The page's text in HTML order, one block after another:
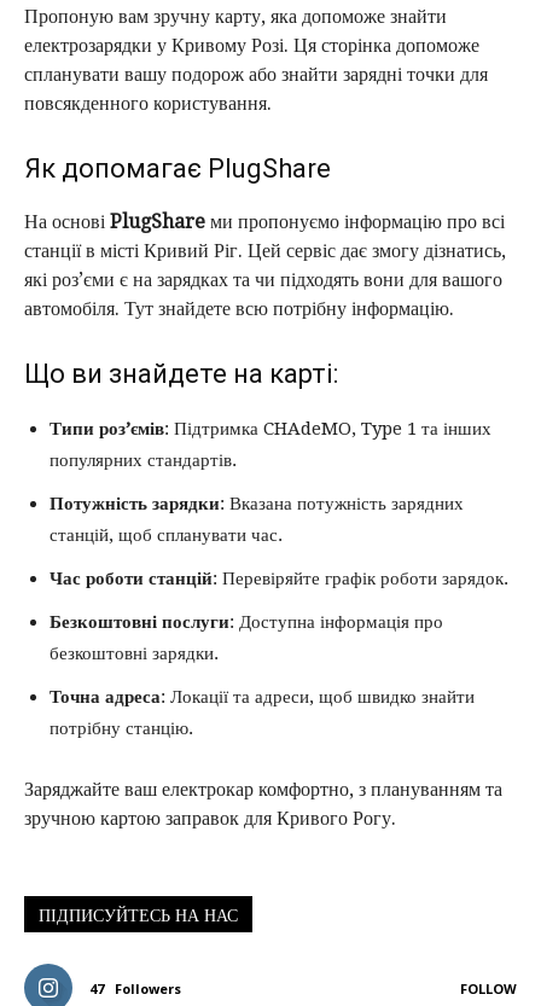
Пропоную вам зручну карту, яка допоможе знайти
електрозарядки у Кривому Розі. Ця сторінка допоможе
спланувати вашу подорож або знайти зарядні точки для
повсякденного користування.
Як допомагає PlugShare
На основі PlugShare ми пропонуємо інформацію про всі
станції в місті Кривий Ріг. Цей сервіс дає змогу дізнатись,
які роз’єми є на зарядках та чи підходять вони для вашого
автомобіля. Тут знайдете всю потрібну інформацію.
Що ви знайдете на карті:
Типи роз’ємів: Підтримка CHAdeMO, Type 1 та інших
популярних стандартів.
Потужність зарядки: Вказана потужність зарядних
станцій, щоб спланувати час.
Час роботи станцій: Перевіряйте графік роботи зарядок.
Безкоштовні послуги: Доступна інформація про
безкоштовні зарядки.
Точна адреса: Локації та адреси, щоб швидко знайти
потрібну станцію.
Заряджайте ваш електрокар комфортно, з плануванням та
зручною картою заправок для Кривого Рогу.
ПІДПИСУЙТЕСЬ НА НАС
47 Followers FOLLOW